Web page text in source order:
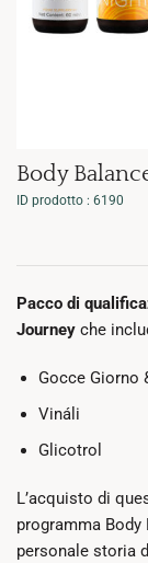
Body
ID prodotto : 6190
Pacco di
Journey che
Gocce Giorno
Vináli
Glicotrol
L’acquisto di
programma
personale storia